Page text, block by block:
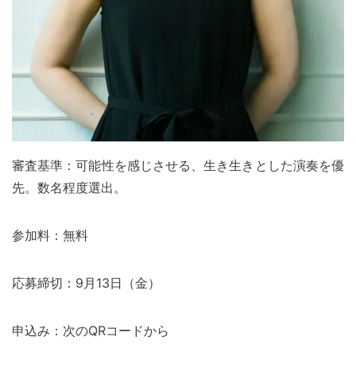
審査基準：可能性を感じさせる、生き生きとした演奏を優
先。数名程度選出。
参加料：無料
応募締切：9月13日（金）
申込み：次のQRコードから